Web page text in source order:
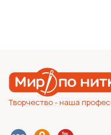
Творчество - наша